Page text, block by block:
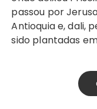
passou por
Antioquia e, dali,
sido plantadas